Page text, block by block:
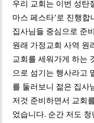
우리 교회는 이번 성탄
마스 페스타’로 진행합
집사님들 중심으로 준
원래 가정교회 사역 원
교회를 세워가게 하는
으로 섬기는 행사라고
를 둘러보니 젊은 집사
저것 준비하면서 교회
었습니다. 순간 저도